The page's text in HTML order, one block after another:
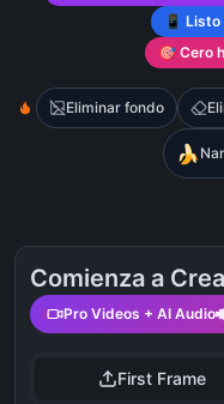
📱
🎯 Cero
Eliminar fondo
🍌
Comienza a
Pro Videos + AI Audio
First Frame